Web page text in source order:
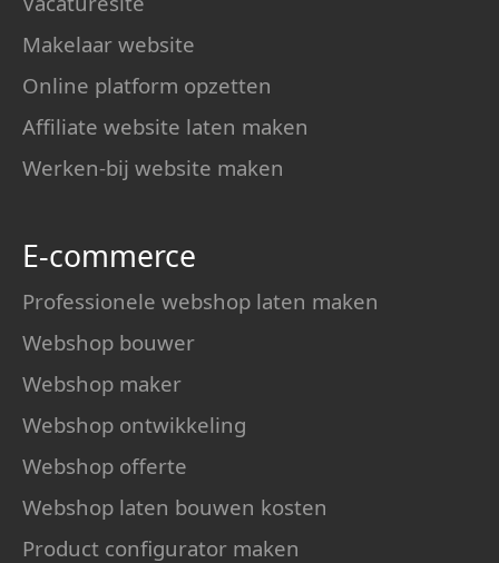
Makelaar website
Online platform opzetten
Affiliate website laten maken
Werken-bij website maken
E-commerce
Professionele webshop laten maken
Webshop bouwer
Webshop maker
Webshop ontwikkeling
Webshop offerte
Webshop laten bouwen kosten
Product configurator maken